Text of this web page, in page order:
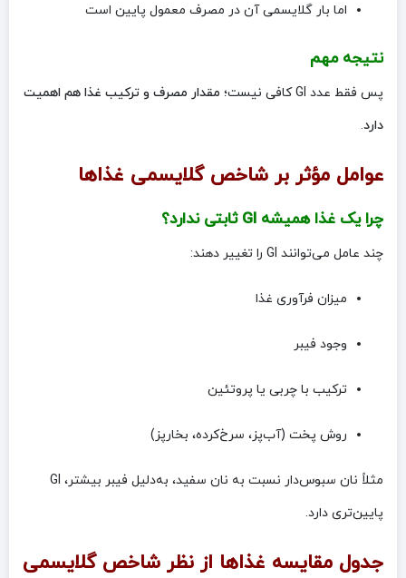
اما بار گلایسمی آن در مصرف معمول پایین است
نتیجه مهم
پس فقط عدد GI کافی نیست؛
مقدار مصرف و ترکیب غذا هم اهمیت
دارد.
عوامل مؤثر بر شاخص گلایسمی غذاها
چرا یک غذا همیشه GI ثابتی ندارد؟
چند عامل می‌توانند GI را تغییر دهند:
میزان فرآوری غذا
وجود فیبر
ترکیب با چربی یا پروتئین
روش پخت (آب‌پز، سرخ‌کرده، بخارپز)
مثلاً نان سبوس‌دار نسبت به نان سفید، به‌دلیل فیبر بیشتر، GI
پایین‌تری دارد.
جدول مقایسه غذاها از نظر شاخص گلایسمی